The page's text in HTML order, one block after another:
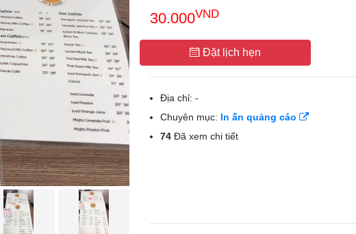
30.000VND
Đặt lịch hẹn
Địa chỉ: -
Chuyên mục: In ấn quảng cáo
74Đã xem chi tiết